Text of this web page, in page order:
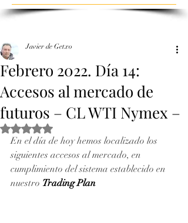
Febrero 2022. Día 14:
Accesos al mercado de
futuros – CL WTI Nymex –
Javier de Getxo
Obtuvo NaN de 5 estrellas.
En el día de hoy hemos localizado los
siguientes accesos al mercado, en
cumplimiento del sistema establecido en
nuestro Trading Plan